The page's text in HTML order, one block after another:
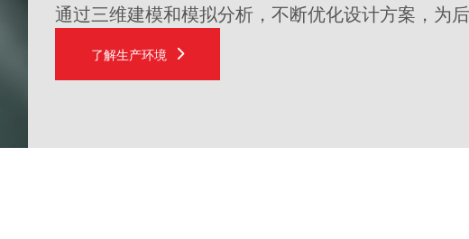
通过三维建模和模拟分析，不断优化设计方案，为
了解生产环境